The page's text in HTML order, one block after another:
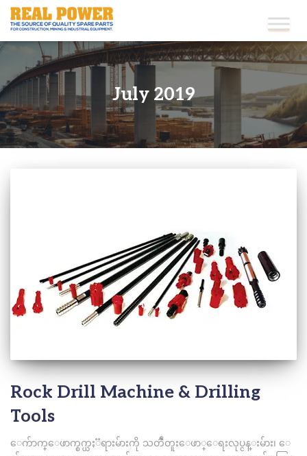
July 2019
Rock Drill Machine & Drilling
Tools
ေက်ာက္ေဖာက္စက္ယႏၱရားမ်ားကို သတၳဳတူးေဖာ္ေရးလုပ္ငန္းမ်ား၊ ေ